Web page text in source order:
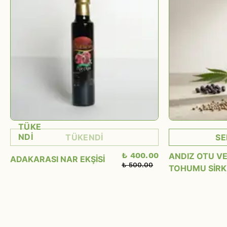
TÜKE
NDİ
TÜKENDİ
ADAKARASI NAR EKŞİSİ ₺ 400.00
₺ 500.00
ANDIZ OTU
TOHUMU